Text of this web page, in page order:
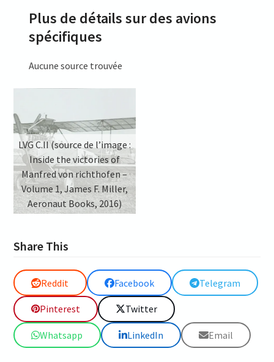
Plus de détails sur des avions
spécifiques
Aucune source trouvée
LVG C.II (source de l’image :
Inside the victories of
Manfred von richthofen –
Volume 1, James F. Miller,
Aeronaut Books, 2016)
Share This
Reddit Facebook Telegram
Pinterest Twitter
Whatsapp LinkedIn Email